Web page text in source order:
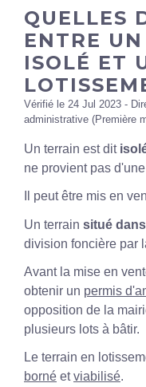
QUELLES
ENTRE
ISOLÉ ET
Vérifié le 24 Jul 2023 -
administrative (Première
Un terrain est dit
ne provient pas d'une
Il peut être mis en
Un terrain situé
division foncière par
Avant la mise en
obtenir un permis
opposition de la
plusieurs lots à bâtir.
Le terrain en
borné etviabilisé.